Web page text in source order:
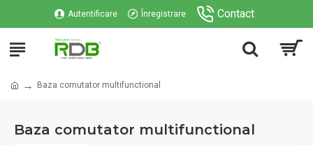
Autentificare Înregistrare Contact
Baza comutator multifunctional
Baza comutator multifunctional